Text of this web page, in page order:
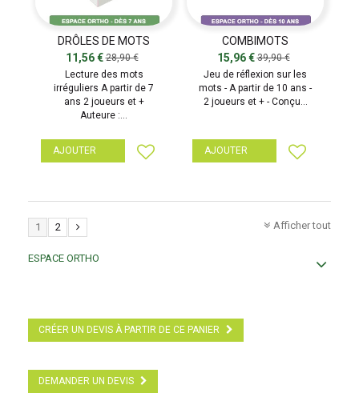
DRÔLES DE MOTS
11,56 €28,90 €
Lecture des mots
irréguliers A partir de 7
ans 2 joueurs et +
Auteure :...
AJOUTER
COMBIMOTS
15,96 €39,90 €
Jeu de réflexion sur les
mots - A partir de 10 ans -
2 joueurs et + - Conçu...
AJOUTER
Afficher tout
1 2
ESPACE ORTHO
CRÉER UN DEVIS À PARTIR DE CE PANIER
DEMANDER UN DEVIS